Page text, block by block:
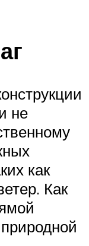
не
как
Как